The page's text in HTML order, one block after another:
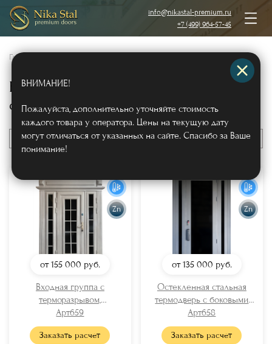
info@nikastal-premium.ru
+7 (499) 964-57-45
Главная
Входные двери для магазинов,
салонов, бутиков(32)
По цене
Zn
от 155 000 руб.
Входная группа с
терморазрывом,
металлофиленкой,
остеклением и карнизом
(порошковая покраска)
Арт659
Заказать расчет
Zn
от 135 000 руб.
Остекленная стальная
термодверь с боковыми
вставками и smart-замком
(отделка – полимерное
окрашивание)
Арт658
Заказать расчет
ВНИМАНИЕ!
Пожалуйста, дополнительно уточняйте стоимость
каждого товара у оператора. Цены на текущую дату
могут отличаться от указанных на сайте. Спасибо за Ваше
понимание!